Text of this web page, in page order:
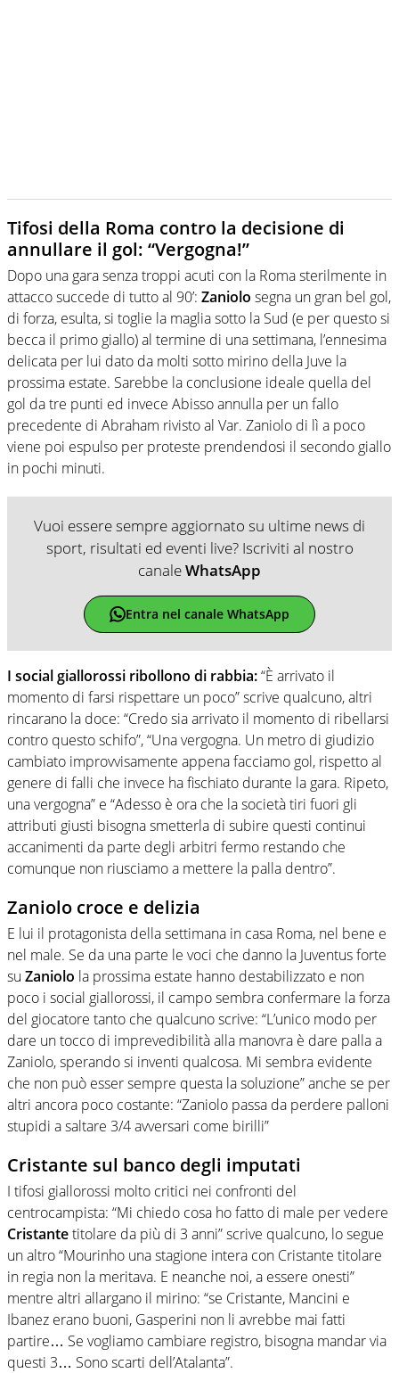
Tifosi della Roma contro la decisione di
annullare il gol: “Vergogna!”
Dopo una gara senza troppi acuti con la Roma sterilmente in
attacco succede di tutto al 90’: Zaniolo segna un gran bel gol,
di forza, esulta, si toglie la maglia sotto la Sud (e per questo si
becca il primo giallo) al termine di una settimana, l’ennesima
delicata per lui dato da molti sotto mirino della Juve la
prossima estate. Sarebbe la conclusione ideale quella del
gol da tre punti ed invece Abisso annulla per un fallo
precedente di Abraham rivisto al Var. Zaniolo di lì a poco
viene poi espulso per proteste prendendosi il secondo giallo
in pochi minuti.
Vuoi essere sempre aggiornato su ultime news di
sport, risultati ed eventi live? Iscriviti al nostro
canaleWhatsApp
Entra nel canale WhatsApp
I social giallorossi ribollono di rabbia:“È arrivato il
momento di farsi rispettare un poco” scrive qualcuno, altri
rincarano la doce: “Credo sia arrivato il momento di ribellarsi
contro questo schifo”, “Una vergogna. Un metro di giudizio
cambiato improvvisamente appena facciamo gol, rispetto al
genere di falli che invece ha fischiato durante la gara. Ripeto,
una vergogna” e “Adesso è ora che la società tiri fuori gli
attributi giusti bisogna smetterla di subire questi continui
accanimenti da parte degli arbitri fermo restando che
comunque non riusciamo a mettere la palla dentro”.
Zaniolo croce e delizia
E lui il protagonista della settimana in casa Roma, nel bene e
nel male. Se da una parte le voci che danno la Juventus forte
su Zaniolo la prossima estate hanno destabilizzato e non
poco i social giallorossi, il campo sembra confermare la forza
del giocatore tanto che qualcuno scrive: “L’unico modo per
dare un tocco di imprevedibilità alla manovra è dare palla a
Zaniolo, sperando si inventi qualcosa. Mi sembra evidente
che non può esser sempre questa la soluzione” anche se per
altri ancora poco costante: “Zaniolo passa da perdere palloni
stupidi a saltare 3/4 avversari come birilli”
Cristante sul banco degli imputati
I tifosi giallorossi molto critici nei confronti del
centrocampista: “Mi chiedo cosa ho fatto di male per vedere
Cristantetitolare da più di 3 anni” scrive qualcuno, lo segue
un altro “Mourinho una stagione intera con Cristante titolare
in regia non la meritava. E neanche noi, a essere onesti”
mentre altri allargano il mirino: “se Cristante, Mancini e
Ibanez erano buoni, Gasperini non li avrebbe mai fatti
partire… Se vogliamo cambiare registro, bisogna mandar via
questi 3… Sono scarti dell’Atalanta”.